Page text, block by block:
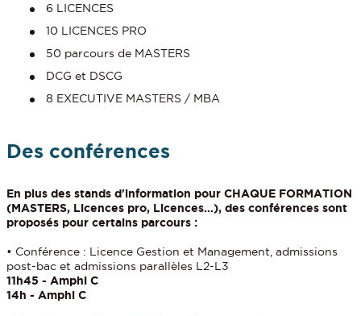
6 LICENCES
10 LICENCES PRO
50 parcours de MASTERS
DCG et DSCG
8 EXECUTIVE MASTERS / MBA
Des conférences
En plus des stands d'information pour CHAQUE FORMATION
(MASTERS, Licences pro, Licences...), des conférences sont
proposés pour certains parcours :
• Conférence : Licence Gestion et Management, admissions
post-bac et admissions parallèles L2-L3
11h45 - Amphi C
14h - Amphi C